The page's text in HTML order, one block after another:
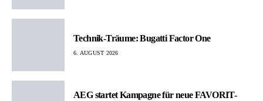
Technik-Träume: Bugatti Factor One
6. AUGUST 2026
AEG startet Kampagne für neue FAVORIT-